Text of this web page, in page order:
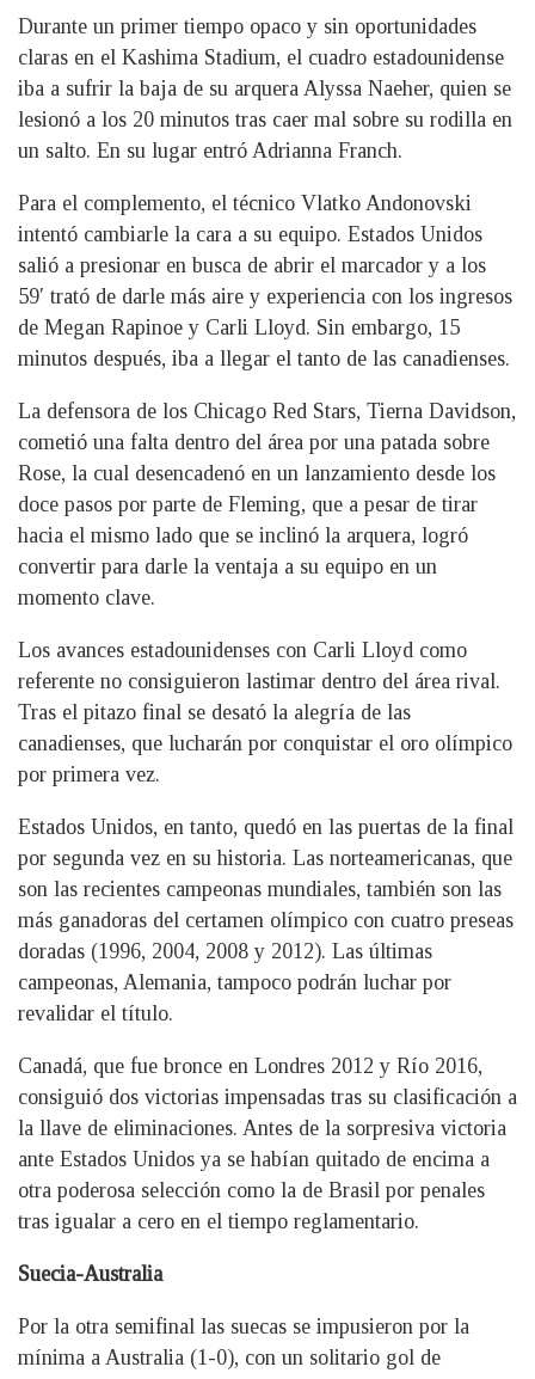
Durante un primer tiempo opaco y sin oportunidades
claras en el Kashima Stadium, el cuadro estadounidense
iba a sufrir la baja de su arquera Alyssa Naeher, quien se
lesionó a los 20 minutos tras caer mal sobre su rodilla en
un salto. En su lugar entró Adrianna Franch.
Para el complemento, el técnico Vlatko Andonovski
intentó cambiarle la cara a su equipo. Estados Unidos
salió a presionar en busca de abrir el marcador y a los
59′ trató de darle más aire y experiencia con los ingresos
de Megan Rapinoe y Carli Lloyd. Sin embargo, 15
minutos después, iba a llegar el tanto de las canadienses.
La defensora de los Chicago Red Stars, Tierna Davidson,
cometió una falta dentro del área por una patada sobre
Rose, la cual desencadenó en un lanzamiento desde los
doce pasos por parte de Fleming, que a pesar de tirar
hacia el mismo lado que se inclinó la arquera, logró
convertir para darle la ventaja a su equipo en un
momento clave.
Los avances estadounidenses con Carli Lloyd como
referente no consiguieron lastimar dentro del área rival.
Tras el pitazo final se desató la alegría de las
canadienses, que lucharán por conquistar el oro olímpico
por primera vez.
Estados Unidos, en tanto, quedó en las puertas de la final
por segunda vez en su historia. Las norteamericanas, que
son las recientes campeonas mundiales, también son las
más ganadoras del certamen olímpico con cuatro preseas
doradas (1996, 2004, 2008 y 2012). Las últimas
campeonas, Alemania, tampoco podrán luchar por
revalidar el título.
Canadá, que fue bronce en Londres 2012 y Río 2016,
consiguió dos victorias impensadas tras su clasificación a
la llave de eliminaciones. Antes de la sorpresiva victoria
ante Estados Unidos ya se habían quitado de encima a
otra poderosa selección como la de Brasil por penales
tras igualar a cero en el tiempo reglamentario.
Suecia-Australia
Por la otra semifinal las suecas se impusieron por la
mínima a Australia (1-0), con un solitario gol de